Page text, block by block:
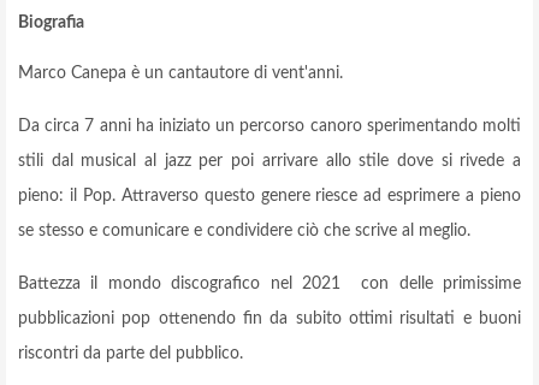
Biografia
Marco Canepa è un cantautore di vent'anni.
Da circa 7 anni ha iniziato un percorso canoro sperimentando molti
stili dal musical al jazz per poi arrivare allo stile dove si rivede a
pieno: il Pop. Attraverso questo genere riesce ad esprimere a pieno
se stesso e comunicare e condividere ciò che scrive al meglio.
Battezza il mondo discografico nel 2021 con delle primissime
pubblicazioni pop ottenendo fin da subito ottimi risultati e buoni
riscontri da parte del pubblico.